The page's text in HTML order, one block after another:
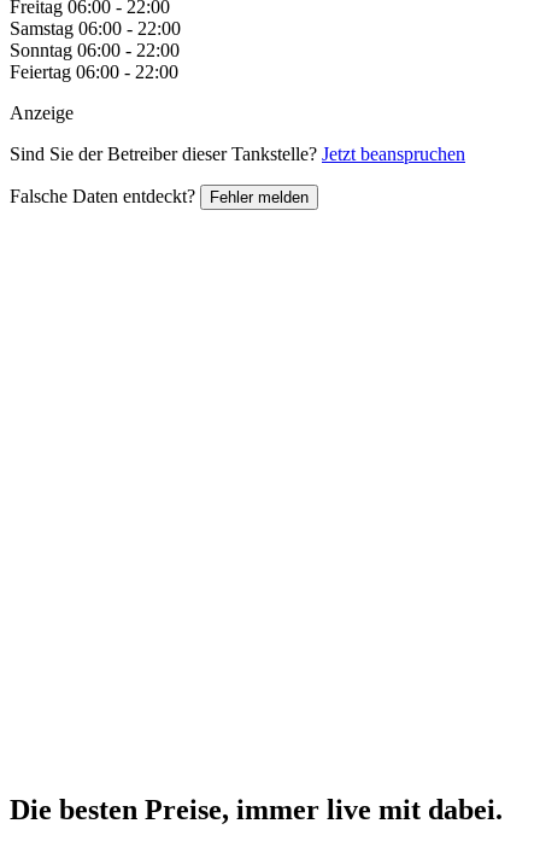
Freitag 06:00 - 22:00
Samstag 06:00 - 22:00
Sonntag 06:00 - 22:00
Feiertag 06:00 - 22:00
Anzeige
Sind Sie der Betreiber dieser Tankstelle? Jetzt beanspruchen
Falsche Daten entdeckt? Fehler melden
Die besten Preise, immer live mit dabei.